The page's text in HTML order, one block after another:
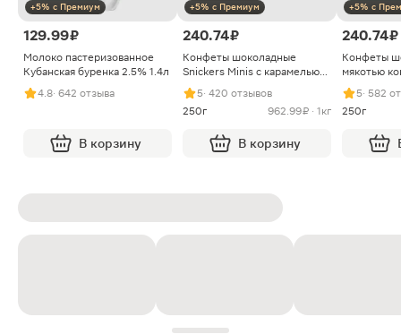
+5% с Премиум
129.99 ₽
Молоко пастеризованное
Кубанская буренка 2.5% 1.4л
4.8· 642 отзыва
В корзину
+5% с Премиум
240.74 ₽
Конфеты шоколадные
Snickers Minis с карамелью
арахисом и нугой
5· 420 отзывов
250г
962.99 ₽ · 1кг
В корзину
+5% с
240.74 ₽
Конфеты
мякотью
5· 582
250г